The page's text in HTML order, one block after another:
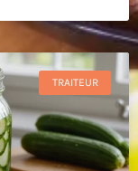
TRAITEUR